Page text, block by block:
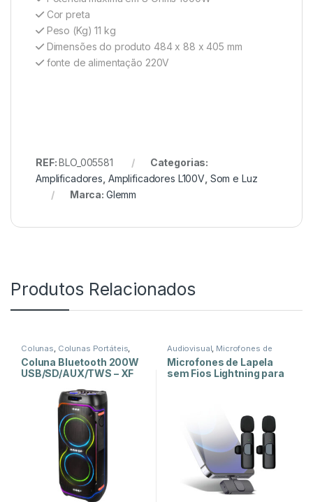
Cor preta
Peso (Kg) 11 kg
Dimensões do produto 484 x 88 x 405 mm
fonte de alimentação 220V
REF:BLO_005581
Categorias:
Amplificadores Amplificadores L100V, Som e Luz
Marca: Glemm
Produtos Relacionados
Colunas Colunas Portáteis
Som e Luz
Coluna Bluetooth 200W
USB/SD/AUX/TWS – XF
Audiovisual Microfones de
Lapela Som e Luz
Microfones de Lapela
sem Fios Lightning para